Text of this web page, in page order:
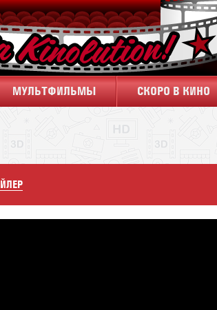
МУЛЬТФИЛЬМЫ СКОРО В КИНО